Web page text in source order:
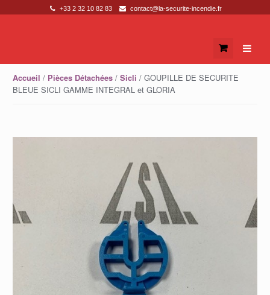
+33 2 32 10 82 83 contact@la-securite-incendie.fr
Accueil / Pièces Détachées/ Sicli / GOUPILLE DE SECURITE
BLEUE SICLI GAMME INTEGRAL et GLORIA